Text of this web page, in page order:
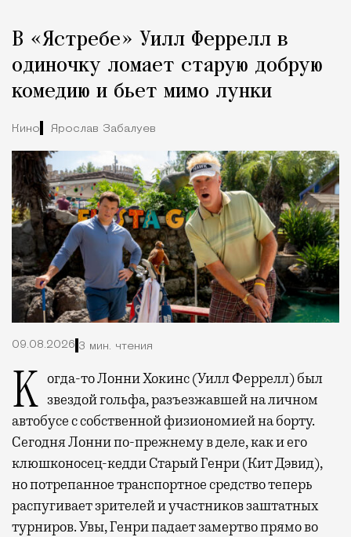
Город
В «Ястребе» Уилл Феррелл в
одиночку ломает старую добрую
комедию и бьет мимо лунки
Кино Ярослав Забалуев
09.08.2026 3 мин. чтения
Когда-то Лонни Хокинс (Уилл Феррелл) был звездой гольфа, разъезжавшей на личном
автобусе с собственной физиономией на борту.
Сегодня Лонни по-прежнему в деле, как и его
клюшконосец-кедди Старый Генри (Кит Дэвид),
но потрепанное транспортное средство теперь
распугивает зрителей и участников заштатных
турниров. Увы, Генри падает замертво прямо во